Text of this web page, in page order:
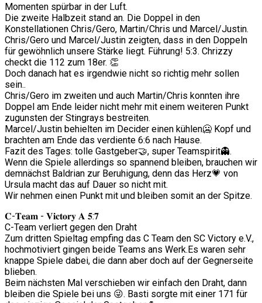
Momenten spürbar in der Luft.
Die zweite Halbzeit stand an. Die Doppel in den
Konstellationen Chris/Gero, Martin/Chris und Marcel/Justin.
Chris/Gero und Marcel/Justin zeigten, dass in den Doppeln
für gewöhnlich unsere Stärke liegt. Führung! 5:3. Chrizzy
checkt die 112 zum 18er. 👏
Doch danach hat es irgendwie nicht so richtig mehr sollen
sein..
Chris/Gero im zweiten und auch Martin/Chris konnten ihre
Doppel am Ende leider nicht mehr mit einem weiteren Punkt
zugunsten der Stingrays bestreiten.
Marcel/Justin behielten im Decider einen kühlen🥶 Kopf und
brachten am Ende das verdiente 6:6 nach Hause.
Fazit des Tages: tolle Gastgeber🤝, super Teamspirit👻.
Wenn die Spiele allerdings so spannend bleiben, brauchen wir
demnächst Baldrian zur Beruhigung, denn das Herz💗 von
Ursula macht das auf Dauer so nicht mit.
Wir nehmen einen Punkt mit und bleiben somit an der Spitze.
𝐂-𝐓𝐞𝐚𝐦 - 𝐕𝐢𝐜𝐭𝐨𝐫𝐲 𝐀 𝟓:𝟕
C-Team verliert gegen den Draht
Zum dritten Spieltag empfing das C Team den SC Victory e.V.,
hochmotiviert gingen beide Teams ans Werk.Es waren sehr
knappe Spiele dabei, die dann aber doch auf der Gegnerseite
blieben.
Beim nächsten Mal verschieben wir einfach den Draht, dann
bleiben die Spiele bei uns 😜. Basti sorgte mit einer 171 für